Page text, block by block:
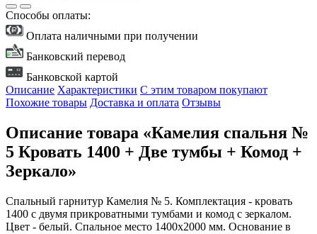
Способы оплаты:
Оплата наличными при получении
Банковский перевод
Банковской картой
Описание Характеристики С этим товаром покупают
Похожие товары Доставка и оплата Отзывы
Описание товара «Камелия спальня №
5 Кровать 1400 + Две тумбы + Комод +
Зеркало»
Спальный гарнитур Камелия № 5. Комплектация - кровать
1400 с двумя прикроватными тумбами и комод с зеркалом.
Цвет - белый. Спальное место 1400х2000 мм. Основание в